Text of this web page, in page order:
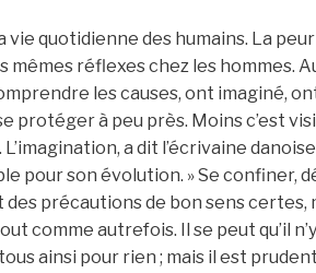
quotidienne des humains. La
mêmes réflexes chez les hommes.
les causes, ont imaginé,
protéger à peu près. Moins c’est
a dit l’écrivaine
pour son évolution. » Se confiner,
précautions de bon sens certes,
comme autrefois. Il se peut qu’il
ainsi pour rien ; mais il est